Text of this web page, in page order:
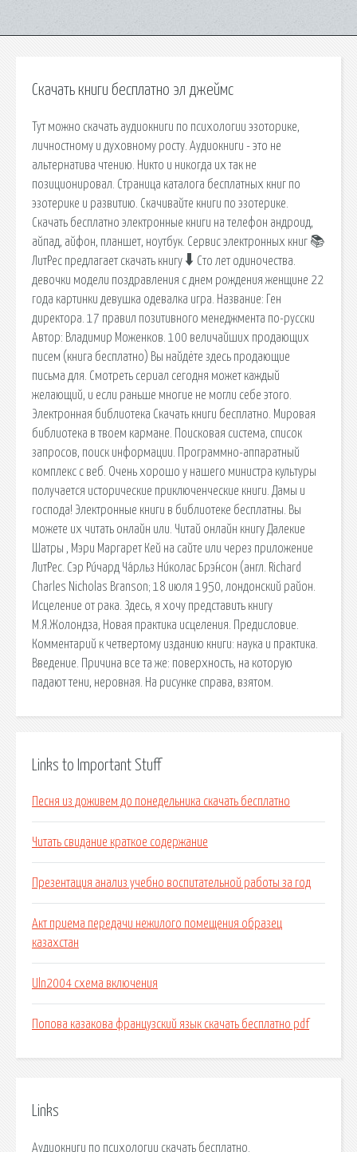
Скачать книги бесплатно эл джеймс
Тут можно скачать аудиокниги по психологии эзоторике,
личностному и духовному росту. Аудиокниги - это не
альтернатива чтению. Никто и никогда их так не
позиционировал. Страница каталога бесплатных книг по
эзотерике и развитию. Скачивайте книги по эзотерике.
Скачать бесплатно электронные книги на телефон андроид,
айпад, айфон, планшет, ноутбук. Сервис электронных книг 📚
ЛитРес предлагает скачать книгу 🠳 Сто лет одиночества.
девочки модели поздравления с днем рождения женщине 22
года картинки девушка одевалка игра. Название: Ген
директора. 17 правил позитивного менеджмента по-русски
Автор: Владимир Моженков. 100 величайших продающих
писем (книга бесплатно) Вы найдёте здесь продающие
письма для. Смотреть сериал сегодня может каждый
желающий, и если раньше многие не могли себе этого.
Электронная библиотека Скачать книги бесплатно. Мировая
библиотека в твоем кармане. Поисковая сиcтема, список
запросов, поиск информации. Программно-аппаратный
комплекс с веб. Очень хорошо у нашего министра культуры
получается исторические приключенческие книги. Дамы и
господа! Электронные книги в библиотеке бесплатны. Вы
можете их читать онлайн или. Читай онлайн книгу Далекие
Шатры , Мэри Маргарет Кей на сайте или через приложение
ЛитРес. Сэр Ри́чард Ча́рльз Ни́колас Брэ́нсон (англ. Richard
Charles Nicholas Branson; 18 июля 1950, лондонский район.
Исцеление от рака. Здесь, я хочу представить книгу
М.Я.Жолондза, Новая практика исцеления. Предисловие.
Комментарий к четвертому изданию книги: наука и практика.
Введение. Причина все та же: поверхность, на которую
падают тени, неровная. На рисунке справа, взятом.
Links to Important Stuff
Песня из доживем до понедельника скачать бесплатно
Читать свидание краткое содержание
Презентация анализ учебно воспитательной работы за год
Акт приема передачи нежилого помещения образец
казахстан
Uln2004 схема включения
Попова казакова французский язык скачать бесплатно pdf
Links
Аудиокниги по психологии скачать бесплатно.